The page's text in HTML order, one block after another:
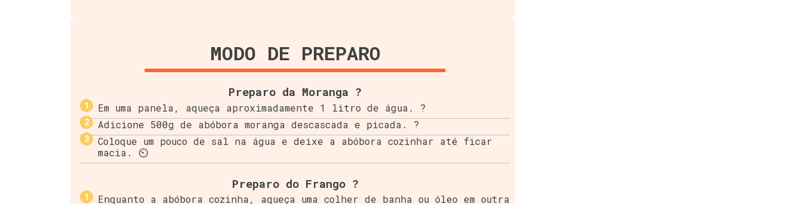
MODO DE PREPARO
Preparo da Moranga ?
Em uma panela, aqueça aproximadamente 1 litro de água. ?
Adicione 500g de abóbora moranga descascada e picada. ?
Coloque um pouco de sal na água e deixe a abóbora cozinhar até ficar
macia. ⏲️
Preparo do Frango ?
Enquanto a abóbora cozinha, aqueça uma colher de banha ou óleo em outra